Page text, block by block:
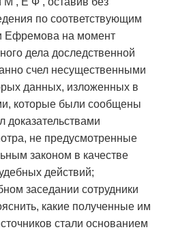
по соответствующим
Ефремова на момент
дела доследственной
счел несущественными
данных, изложенных в
которые были сообщены
доказательствами
не предусмотренные
законом в качестве
действий;
заседании сотрудники
какие полученные им
стали основанием